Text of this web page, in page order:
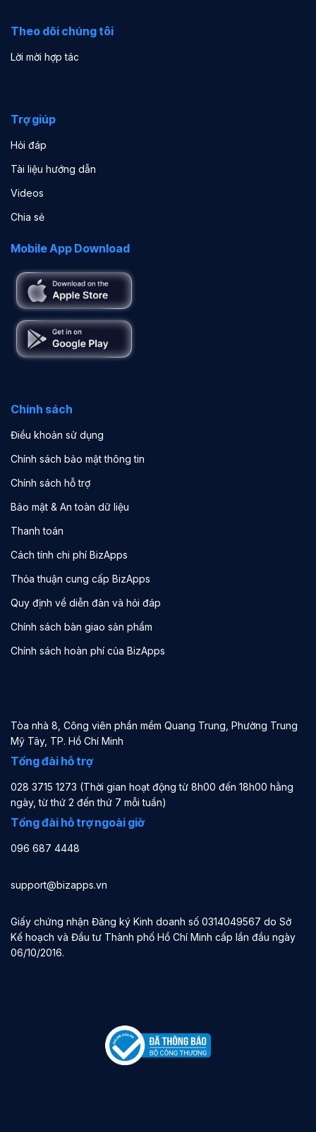
Theo dõi chúng tôi
Lời mời hợp tác
Trợ giúp
Hỏi đáp
Tài liệu hướng dẫn
Videos
Chia sẻ
Mobile App Download
Chính sách
Điều khoản sử dụng
Chính sách bảo mật thông tin
Chính sách hỗ trợ
Bảo mật & An toàn dữ liệu
Thanh toán
Cách tính chi phí BizApps
Thỏa thuận cung cấp BizApps
Quy định về diễn đàn và hỏi đáp
Chính sách bàn giao sản phẩm
Chính sách hoàn phí của BizApps
Tòa nhà 8, Công viên phần mềm Quang Trung, Phường Trung
Mỹ Tây, TP. Hồ Chí Minh
Tổng đài hỗ trợ
028 3715 1273 (Thời gian hoạt động từ 8h00 đến 18h00 hằng
ngày, từ thứ 2 đến thứ 7 mỗi tuần)
Tổng đài hỗ trợ ngoài giờ
096 687 4448
support@bizapps.vn
Giấy chứng nhận Đăng ký Kinh doanh số 0314049567 do Sở
Kế hoạch và Đầu tư Thành phố Hồ Chí Minh cấp lần đầu ngày
06/10/2016.